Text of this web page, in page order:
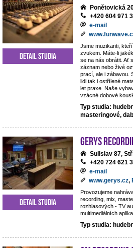
Ponětovická
+420 604 971
e-mail
Jsme muzikanti,
zvukem. Máte-li
se na nás obrátit. Ať
záznam nebo živé
prací, ale i zábavou.
lidi tak i ostřílené
let praxe. Naše
vzácné dobové
Typ studia:
masteringové,
Detail studia
Gerys
Sulislav 87,
+420 724 621
e-mail
www.gerys.cz,
Provozujeme
recording, mix,
rozhlasových - TV
multimediálních
Typ studia:
Detail studia